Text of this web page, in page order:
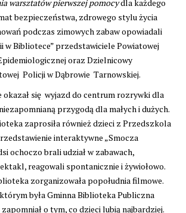
warsztatów pierwszej pomocydla każdego
bezpieczeństwa, zdrowego stylu życia
podczas zimowych zabaw opowiadali
w Bibliotece” przedstawiciele Powiatowej
oraz Dzielnicowy
Policji w Dąbrowie Tarnowskiej.
okazał się wyjazd do centrum rozrywki dla
przygodą dla małych i dużych.
zaprosiła również dzieci z Przedszkola
interaktywne „Smocza
ochoczo brali udział w zabawach,
reagowali spontanicznie i żywiołowo.
zorganizowała popołudnia filmowe.
była Gminna Biblioteka Publiczna
o tym, co dzieci lubią najbardziej.